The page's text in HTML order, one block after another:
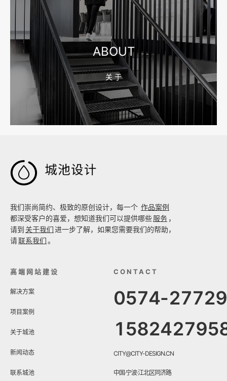
2026-08-04 17:55:09
宁波制造业网站建设公司怎么选？先看产品询盘字段
2026-08-02 17:58:44
工厂短视频拍摄后，怎样放进官网帮助客户判断实力
ABOUT
关 于

我们崇尚简约、极致的原创设计，每一个 作品案例
都深受客户的喜爱，想知道我们可以提供哪些服务 ，
请到 关于我们进一步了解，如果您需要我们的帮助，
请联系我们。
高端网站建设
解决方案
项目案例
关于城池
新闻动态
联系城池
CONTACT
0574-
CITY@CITY-DESIGN.CN
中国·宁波·江北区同济路